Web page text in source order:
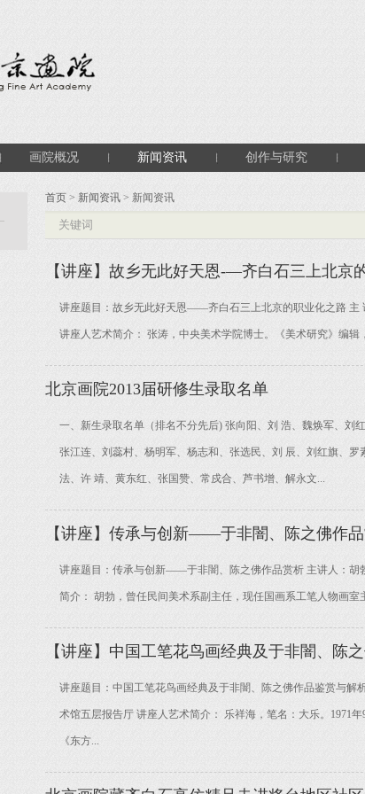
画院概况 新闻资讯 创作与研究
首页 > 新闻资讯 > 新闻资讯
【讲座】故乡无此好天恩-—齐白石三上北京
讲座题目：故乡无此好天恩——齐白石三上北京的职业化之路 主
讲座人艺术简介： 张涛，中央美术学院博士。《美术研究》编
北京画院2013届研修生录取名单
一、新生录取名单（排名不分先后) 张向阳、刘 浩、魏焕军、刘
张江连、刘蕊村、杨明军、杨志和、张选民、刘 辰、刘红旗、
法、许 靖、黄东红、张国赞、常戍合、芦书增、解永文...
【讲座】传承与创新——于非闇、陈之佛作
讲座题目：传承与创新——于非闇、陈之佛作品赏析 主讲人：胡
简介： 胡勃，曾任民间美术系副主任，现任国画系工笔人物画
【讲座】中国工笔花鸟画经典及于非闇、陈
讲座题目：中国工笔花鸟画经典及于非闇、陈之佛作品鉴赏与解
术馆五层报告厅 讲座人艺术简介： 乐祥海，笔名：大乐。1971
《东方...